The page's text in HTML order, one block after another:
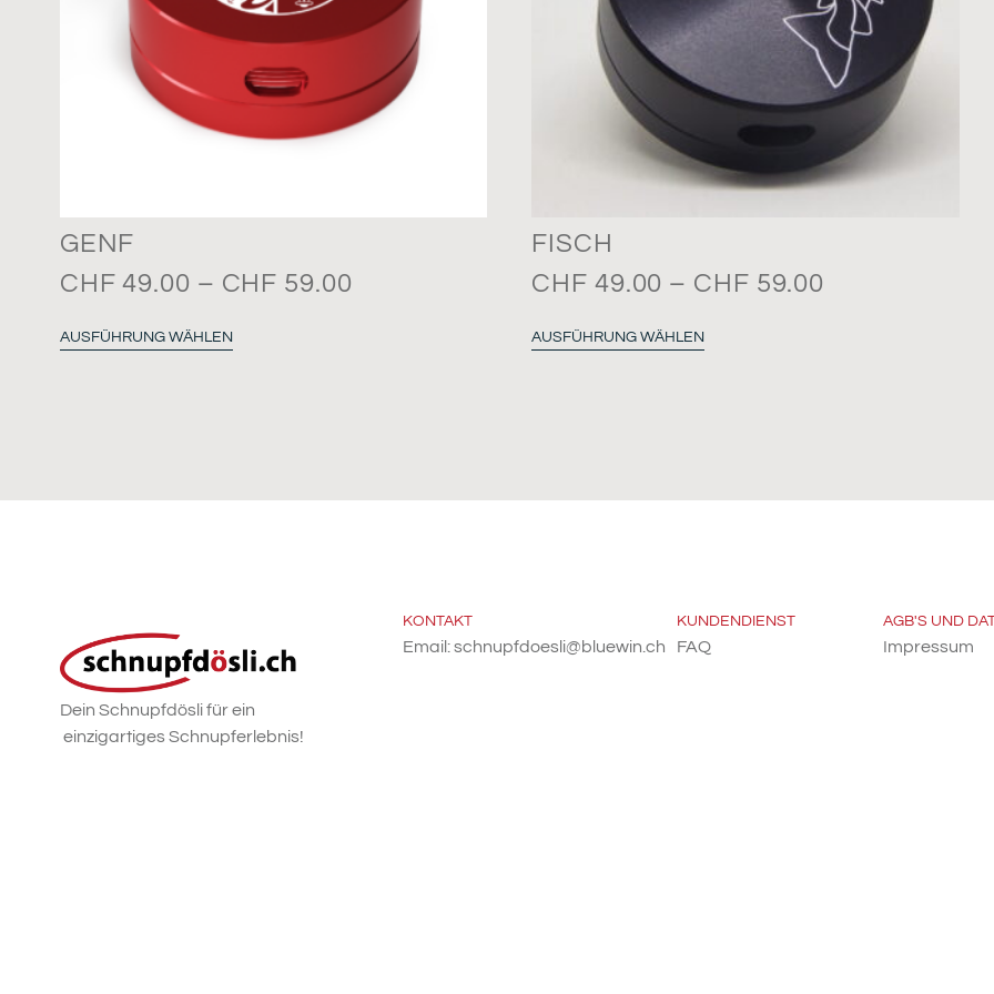
GENF
CHF 49.00 – CHF 59.00
AUSFÜHRUNG WÄHLEN
FISCH
CHF 49.00 – CHF 59.00
AUSFÜHRUNG WÄHLEN
Dein Schnupfdösli für ein
einzigartiges Schnupferlebnis!
KONTAKT
Email: schnupfdoesli@bluewin.ch
KUNDENDIENST
FAQ
AGB'S UND
Impressum